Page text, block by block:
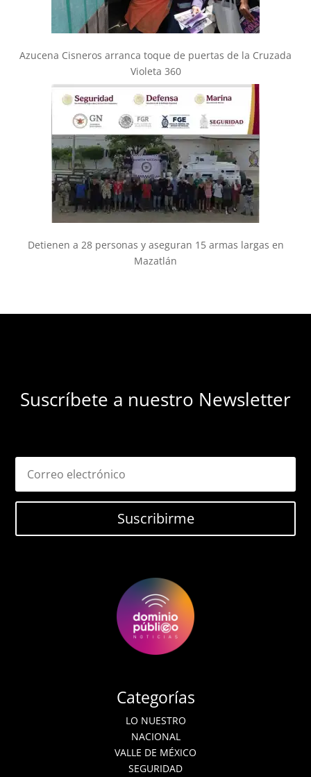
Azucena Cisneros arranca toque de puertas de la Cruzada
Violeta 360
Detienen a 28 personas y aseguran 15 armas largas en
Mazatlán
Suscríbete a nuestro Newsletter
Suscribirme
Categorías
LO NUESTRO
NACIONAL
VALLE DE MÉXICO
SEGURIDAD